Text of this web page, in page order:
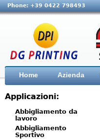
Phone: +39 0422 798493
Home Azienda
Applicazioni:
Abbigliamento da
lavoro
Abbigliamento
Sportivo